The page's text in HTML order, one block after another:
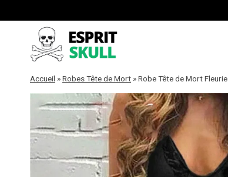
au
Accueil »Robes Tête de Mort »Robe Tête de Mort Fleurie